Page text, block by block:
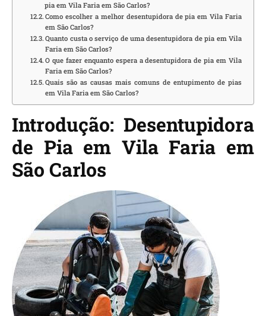
pia em Vila Faria em São Carlos?
Como escolher a melhor desentupidora de pia em Vila Faria
em São Carlos?
Quanto custa o serviço de uma desentupidora de pia em Vila
Faria em São Carlos?
O que fazer enquanto espera a desentupidora de pia em Vila
Faria em São Carlos?
Quais são as causas mais comuns de entupimento de pias
em Vila Faria em São Carlos?
Introdução: Desentupidora
de Pia em Vila Faria em
São Carlos